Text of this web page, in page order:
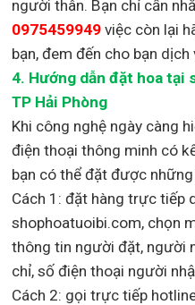
người thân. Bạn chỉ cần
0975459949việc còn lại
bạn, đem đến cho bạn
4. Hướng dẫn đặt hoa tại
TP Hải Phòng
Khi công nghệ ngày càng
điện thoại thông minh có
bạn có thể đặt được
Cách 1: đặt hàng trực tiếp
shophoatuoibi.com, chọn
thông tin người đặt, người
chỉ, số điện thoại người
Cách 2: gọi trực tiếp